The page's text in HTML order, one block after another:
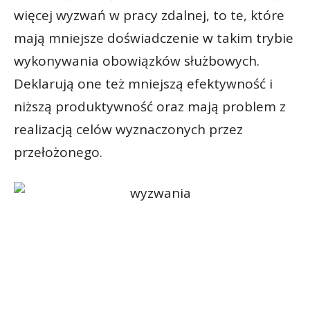
więcej wyzwań w pracy zdalnej, to te, które
mają mniejsze doświadczenie w takim trybie
wykonywania obowiązków służbowych.
Deklarują one też mniejszą efektywność i
niższą produktywność oraz mają problem z
realizacją celów wyznaczonych przez
przełożonego.